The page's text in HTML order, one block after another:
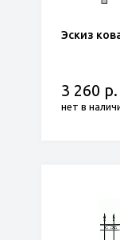
Эскиз
3 260 р.
нет в